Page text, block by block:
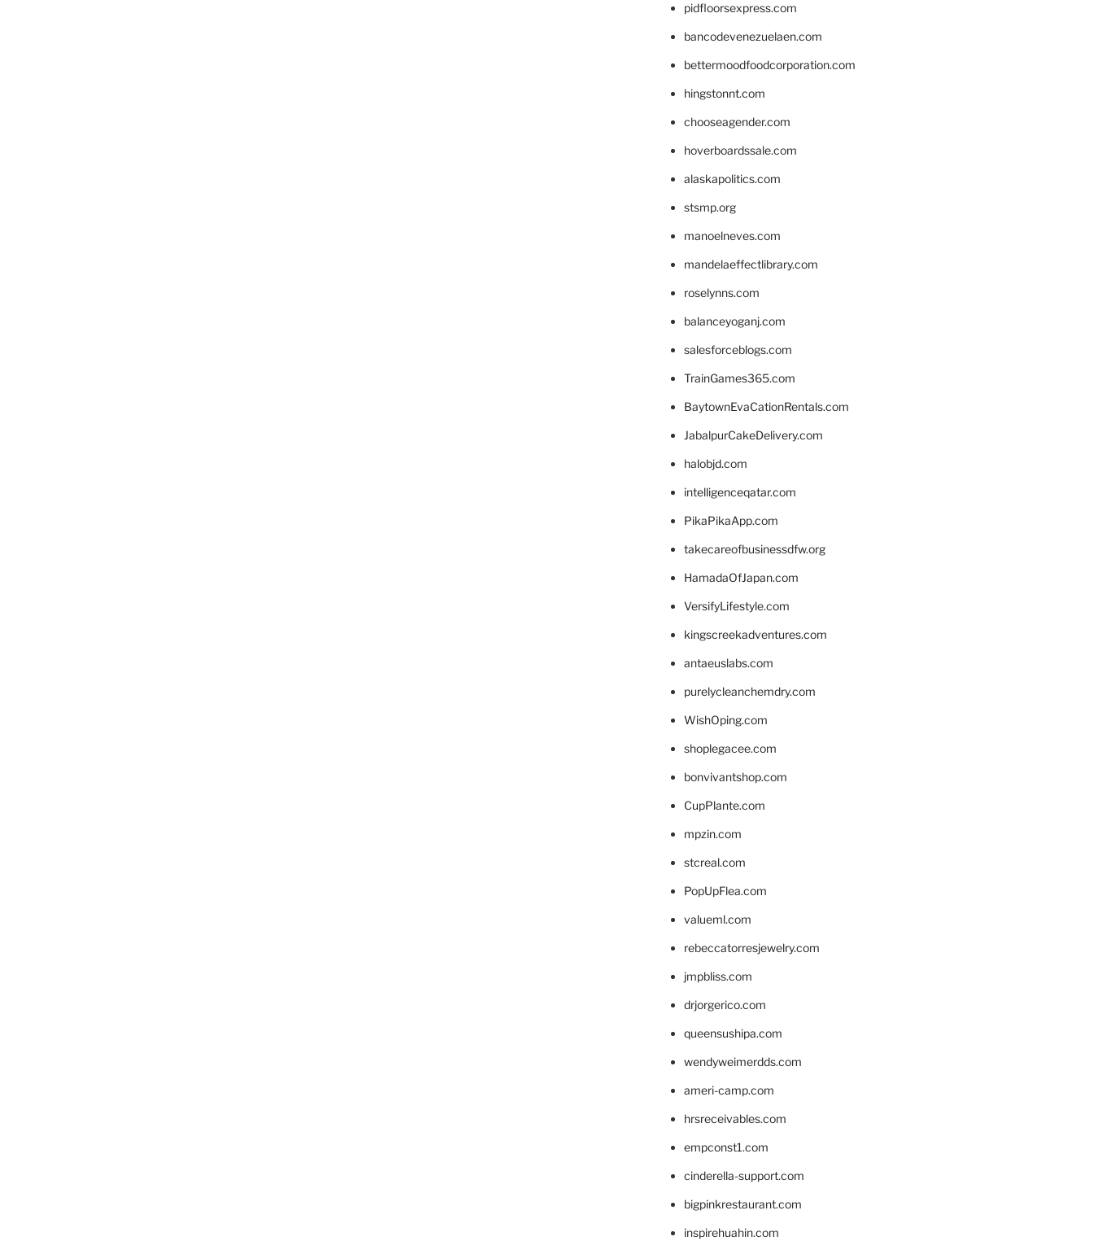
pidfloorsexpress.com
bancodevenezuelaen.com
bettermoodfoodcorporation.com
hingstonnt.com
chooseagender.com
hoverboardssale.com
alaskapolitics.com
stsmp.org
manoelneves.com
mandelaeffectlibrary.com
roselynns.com
balanceyoganj.com
salesforceblogs.com
TrainGames365.com
BaytownEvaCationRentals.com
JabalpurCakeDelivery.com
halobjd.com
intelligenceqatar.com
PikaPikaApp.com
takecareofbusinessdfw.org
HamadaOfJapan.com
VersifyLifestyle.com
kingscreekadventures.com
antaeuslabs.com
purelycleanchemdry.com
WishOping.com
shoplegacee.com
bonvivantshop.com
CupPlante.com
mpzin.com
stcreal.com
PopUpFlea.com
valueml.com
rebeccatorresjewelry.com
jmpbliss.com
drjorgerico.com
queensushipa.com
wendyweimerdds.com
ameri-camp.com
hrsreceivables.com
empconst1.com
cinderella-support.com
bigpinkrestaurant.com
inspirehuahin.com